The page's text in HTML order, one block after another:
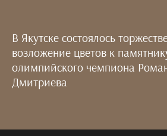
В Якутске состоялось
возложение цветов к
олимпийского чемпиона
Дмитриева